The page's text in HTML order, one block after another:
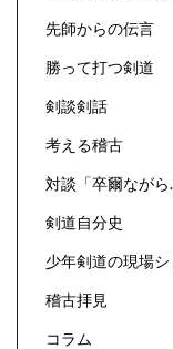
先師からの伝言
勝って打つ剣道
剣談剣話
考える稽古
対談「卒爾ながら
剣道自分史
少年剣道の現場
稽古拝見
コラム